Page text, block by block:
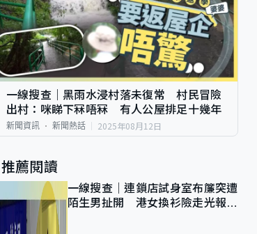
一線搜查｜黑雨水浸村落未復常 村民冒險
出村：咪睇下冧唔冧 有人公屋排足十幾年
新聞資訊 新聞熱話 2025年08月12日
推薦閱讀
一線搜查｜連鎖店試身室布簾突遭
陌生男扯開 港女換衫險走光報